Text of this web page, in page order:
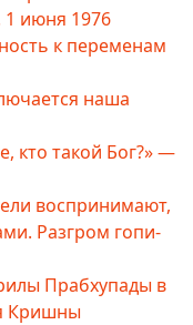
1 июня 1976
к переменам
наша
кто такой Бог?» —
воспринимают,
Разгром гопи-
Прабхупады в
Кришны